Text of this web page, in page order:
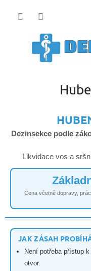
Dezinsekce podle
Likvidace vos a
Cena včetně dopravy,
JAK ZÁSAH
Není potřeba přístup
otvor.